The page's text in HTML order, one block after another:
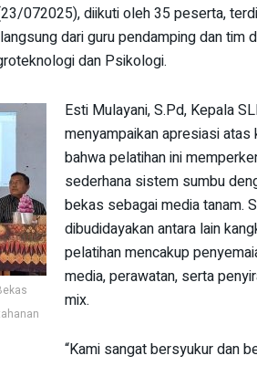
072025), diikuti oleh 35 peserta,
dari guru pendamping dan tim
dan Psikologi.
Esti Mulayani, S.Pd, Kepala
menyampaikan apresiasi atas
bahwa pelatihan ini
sederhana sistem sumbu
bekas sebagai media tanam.
dibudidayakan antara lain
pelatihan mencakup
media, perawatan, serta
mix.
“Kami sangat bersyukur dan